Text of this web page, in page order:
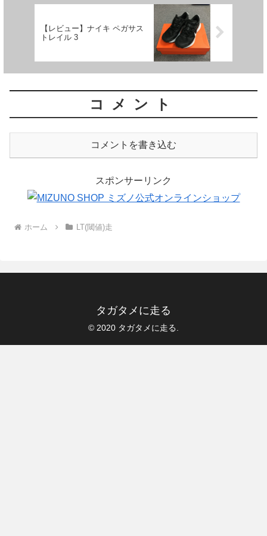
【レビュー】ナイキ ペガサス
トレイル 3
コメント
コメントを書き込む
スポンサーリンク
ホーム LT(閾値)走
タガタメに走る
© 2020 タガタメに走る.